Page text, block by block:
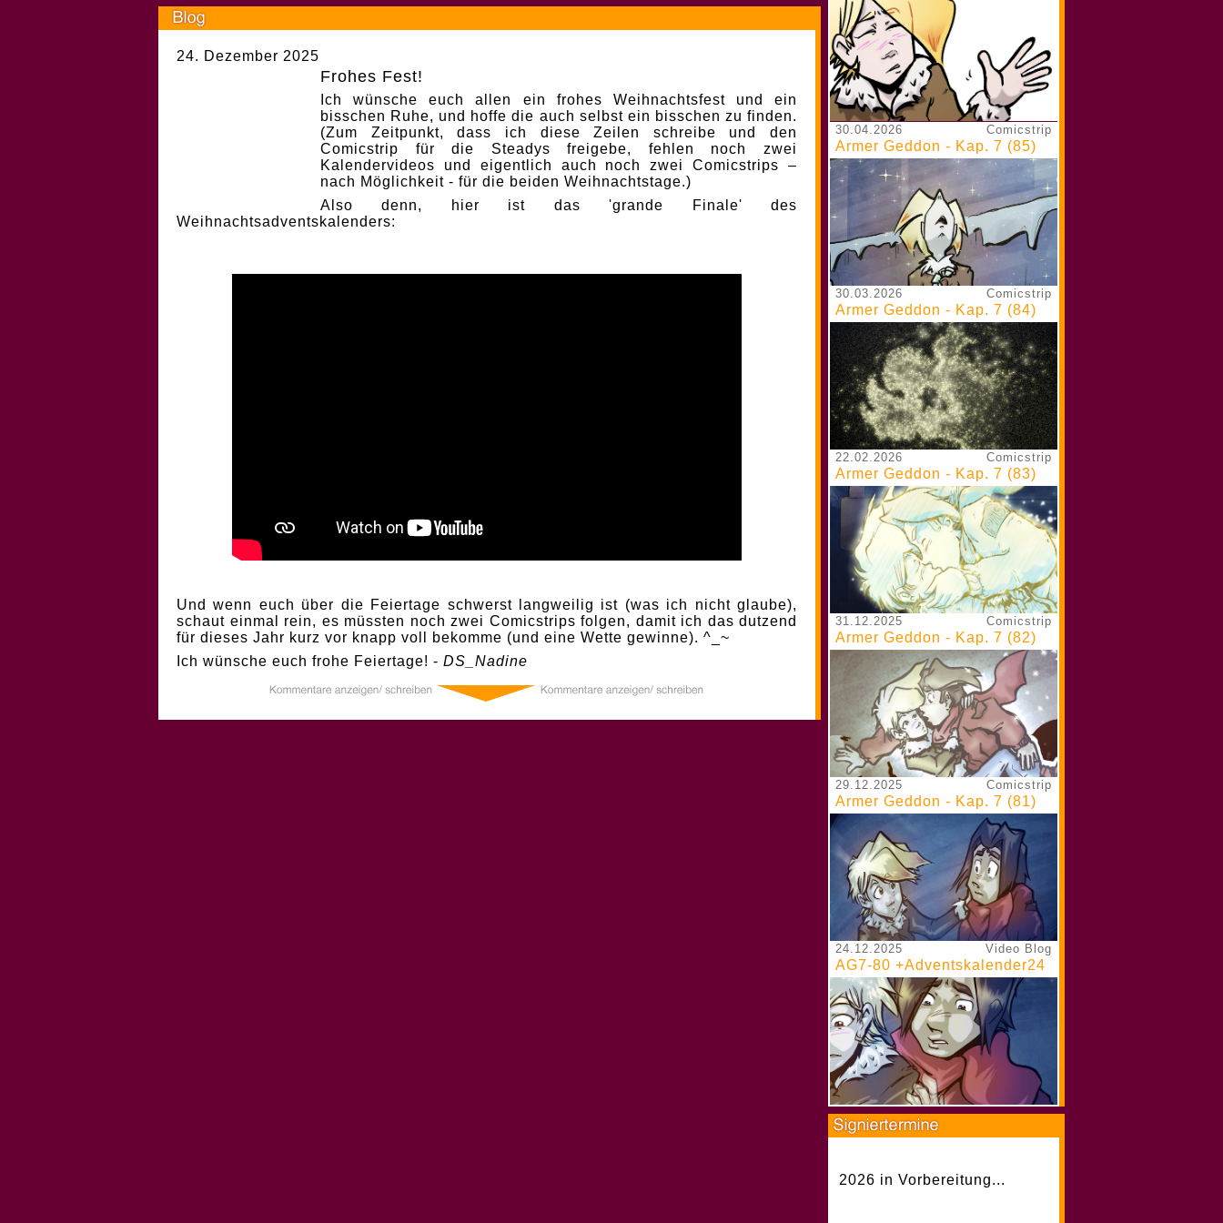
24. Dezember 2025
Frohes Fest!
Ich wünsche euch allen ein frohes Weihnachtsfest und ein
bisschen Ruhe, und hoffe die auch selbst ein bisschen zu finden.
(Zum Zeitpunkt, dass ich diese Zeilen schreibe und den
Comicstrip für die Steadys freigebe, fehlen noch zwei
Kalendervideos und eigentlich auch noch zwei Comicstrips –
nach Möglichkeit - für die beiden Weihnachtstage.)
Also denn, hier ist das 'grande Finale' des
Weihnachtsadventskalenders:
Und wenn euch über die Feiertage schwerst langweilig ist (was ich nicht glaube),
schaut einmal rein, es müssten noch zwei Comicstrips folgen, damit ich das dutzend
für dieses Jahr kurz vor knapp voll bekomme (und eine Wette gewinne). ^_~
Ich wünsche euch frohe Feiertage! - DS_Nadine
30.04.2026 Comicstrip
Armer Geddon - Kap. 7 (85)
30.03.2026 Comicstrip
Armer Geddon - Kap. 7 (84)
22.02.2026 Comicstrip
Armer Geddon - Kap. 7 (83)
31.12.2025 Comicstrip
Armer Geddon - Kap. 7 (82)
29.12.2025 Comicstrip
Armer Geddon - Kap. 7 (81)
24.12.2025 Video Blog
AG7-80 +Adventskalender24
2026 in Vorbereitung...